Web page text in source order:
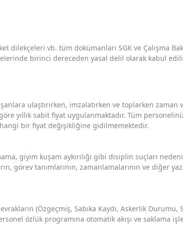
dilekçeleri vb. tüm dokümanları SGK ve Çalışma
birinci dereceden yasal delil olarak kabul
ulaştırırken, imzalatırken ve toplarken zaman
yıllık sabit fiyat uygulanmaktadır. Tüm
bir fiyat değişikliğine gidilmemektedir.
giyim kuşam aykırılığı gibi disiplin suçları
görev tanımlarının, zamanlamalarının ve diğer
(Özgeçmiş, Sabıka Kaydı, Askerlik Durumu,
özlük programına otomatik akışı ve saklama